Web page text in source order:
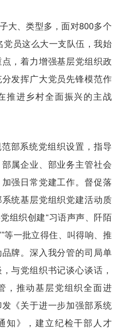
大、类型多，面对800多个
员这么大一支队伍，我始
，着力增强基层党组织政
发挥广大党员先锋模范作
推进乡村全面振兴的主战
部系统党组织设置，指导
属企业、部业务主管社会
强日常党建工作。督促落
统基层党组织党建活动质
组织创建“习语声声、阡陌
等一批立得住、叫得响、推
牌。深入我分管的司局单
与党组织书记谈心谈话，
，推动基层党组织全面进
《关于进一步加强部系统
知》，建立纪检干部人才